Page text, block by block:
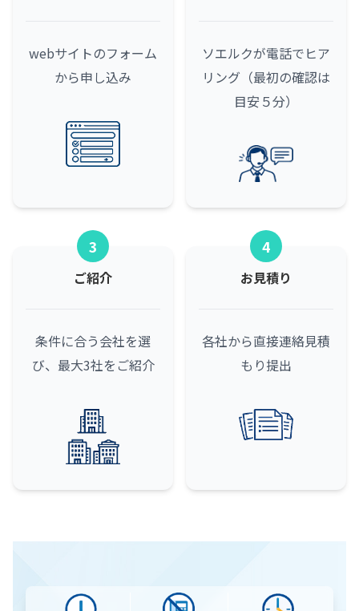
webサイトのフォーム
から申し込み
ソエルクが電話でヒア
リング（最初の確認は
目安５分）
3
ご紹介
条件に合う会社を選
び、最大3社をご紹介
4
お見積り
各社から直接連絡見積
もり提出